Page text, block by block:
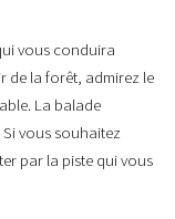
vous conduira
de la forêt, admirez le
La balade
vous souhaitez
par la piste qui vous